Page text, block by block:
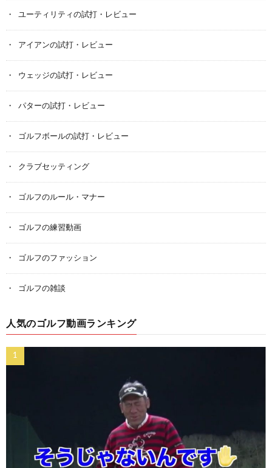
ユーティリティの試打・レビュー
アイアンの試打・レビュー
ウェッジの試打・レビュー
パターの試打・レビュー
ゴルフボールの試打・レビュー
クラブセッティング
ゴルフのルール・マナー
ゴルフの練習動画
ゴルフのファッション
ゴルフの雑談
人気のゴルフ動画ランキング